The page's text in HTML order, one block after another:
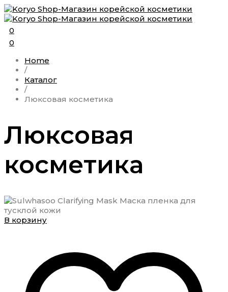
0
0
Home
/
Каталог
/
Люксовая косметика
Люксовая
косметика
В корзину